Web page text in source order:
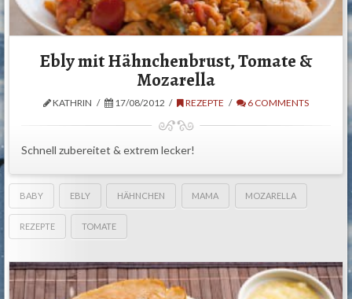
Ebly mit Hähnchenbrust, Tomate &
Mozarella
KATHRIN 17/08/2012 REZEPTE 6 COMMENTS
Schnell zubereitet & extrem lecker!
BABY EBLY HÄHNCHEN MAMA MOZARELLA
REZEPTE TOMATE